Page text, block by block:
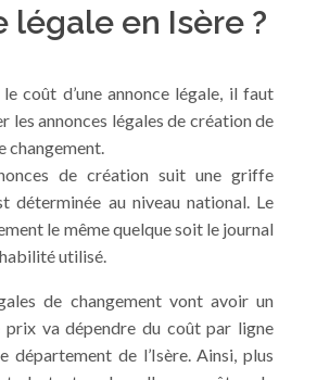
légale en Isère ?
coût d’une annonce légale, il faut
les annonces légales de création de
changement.
de création suit une griffe
déterminée au niveau national. Le
le même quelque soit le journal
utilisé.
de changement vont avoir un
prix va dépendre du coût par ligne
département de l’Isère. Ainsi, plus